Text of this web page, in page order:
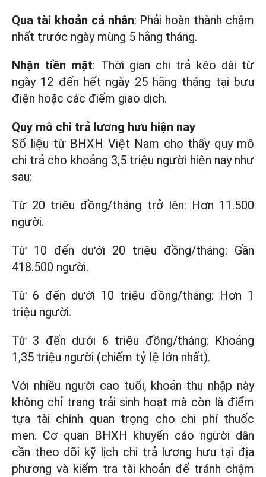
Qua tài khoản cá nhân: Phải hoàn thành chậm
nhất trước ngày mùng 5 hằng tháng.
Nhận tiền mặt: Thời gian chi trả kéo dài từ
ngày 12 đến hết ngày 25 hằng tháng tại bưu
điện hoặc các điểm giao dịch.
Quy mô chi trả lương hưu hiện nay
Số liệu từ BHXH Việt Nam cho thấy quy mô
chi trả cho khoảng 3,5 triệu người hiện nay như
sau:
Từ 20 triệu đồng/tháng trở lên: Hơn 11.500
người.
Từ 10 đến dưới 20 triệu đồng/tháng: Gần
418.500 người.
Từ 6 đến dưới 10 triệu đồng/tháng: Hơn 1
triệu người.
Từ 3 đến dưới 6 triệu đồng/tháng: Khoảng
1,35 triệu người (chiếm tỷ lệ lớn nhất).
Với nhiều người cao tuổi, khoản thu nhập này
không chỉ trang trải sinh hoạt mà còn là điểm
tựa tài chính quan trọng cho chi phí thuốc
men. Cơ quan BHXH khuyến cáo người dân
cần theo dõi kỹ lịch chi trả lương hưu tại địa
phương và kiểm tra tài khoản để tránh chậm